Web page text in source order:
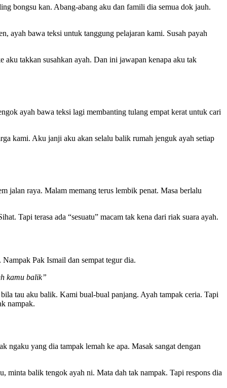
bongsu kan. Abang-abang aku dan famili dia semua dok jauh.
ayah bawa teksi untuk tanggung pelajaran kami. Susah payah
aku takkan susahkan ayah. Dan ini jawapan kenapa aku tak
ayah bawa teksi lagi membanting tulang empat kerat untuk cari
kami. Aku janji aku akan selalu balik rumah jenguk ayah setiap
jalan raya. Malam memang terus lembik penat. Masa berlalu
Tapi terasa ada “sesuatu” macam tak kena dari riak suara ayah.
Pak Ismail dan sempat tegur dia.
kamu balik”
tau aku balik. Kami bual-bual panjang. Ayah tampak ceria. Tapi
nampak.
ngaku yang dia tampak lemah ke apa. Masak sangat dengan
minta balik tengok ayah ni. Mata dah tak nampak. Tapi respons dia